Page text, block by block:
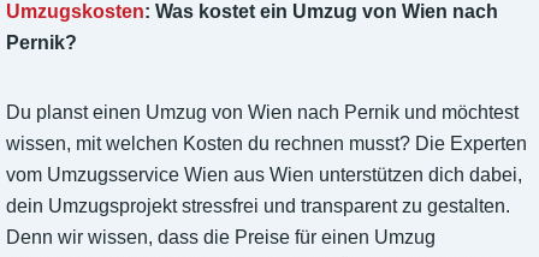
Umzugskosten: Was kostet ein Umzug von Wien nach
Pernik?
Du planst einen Umzug von Wien nach Pernik und möchtest
wissen, mit welchen Kosten du rechnen musst? Die Experten
vom Umzugsservice Wien aus Wien unterstützen dich dabei,
dein Umzugsprojekt stressfrei und transparent zu gestalten.
Denn wir wissen, dass die Preise für einen Umzug